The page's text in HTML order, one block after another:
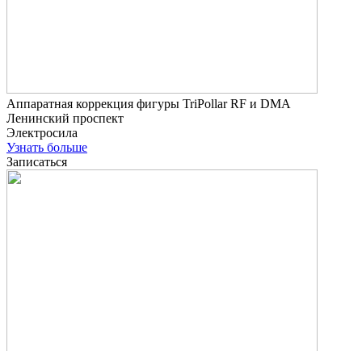
Аппаратная коррекция фигуры TriPollar RF и DMA
Ленинский проспект
Электросила
Узнать больше
Записаться